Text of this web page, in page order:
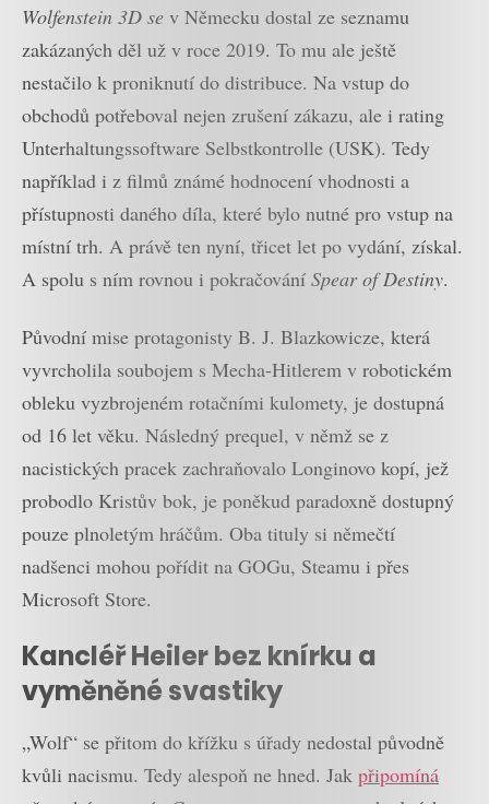
Wolfenstein 3D se v Německu dostal ze seznamu
zakázaných děl už v roce 2019. To mu ale ještě
nestačilo k proniknutí do distribuce. Na vstup do
obchodů potřeboval nejen zrušení zákazu, ale i rating
Unterhaltungssoftware Selbstkontrolle (USK). Tedy
například i z filmů známé hodnocení vhodnosti a
přístupnosti daného díla, které bylo nutné pro vstup na
místní trh. A právě ten nyní, třicet let po vydání, získal.
A spolu s ním rovnou i pokračování Spear of Destiny.
Původní mise protagonisty B. J. Blazkowicze, která
vyvrcholila soubojem s Mecha-Hitlerem v robotickém
obleku vyzbrojeném rotačními kulomety, je dostupná
od 16 let věku. Následný prequel, v němž se z
nacistických pracek zachraňovalo Longinovo kopí, jež
probodlo Kristův bok, je poněkud paradoxně dostupný
pouze plnoletým hráčům. Oba tituly si němečtí
nadšenci mohou pořídit na GOGu, Steamu i přes
Microsoft Store.
Kancléř Heiler bez knírku a
vyměněné svastiky
„Wolf“ se přitom do křížku s úřady nedostal původně
kvůli nacismu. Tedy alespoň ne hned. Jak připomíná